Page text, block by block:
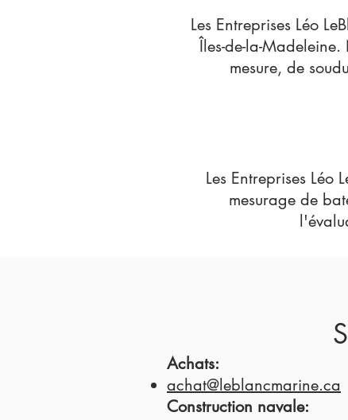
​Les Entreprises Léo
Îles-de-la-
mesure, de
Les Entreprises Léo
mesurage de
Achats:
achat@leblancmarine.ca
Construction navale: